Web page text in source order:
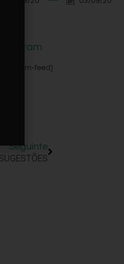
feed]
Seguinte